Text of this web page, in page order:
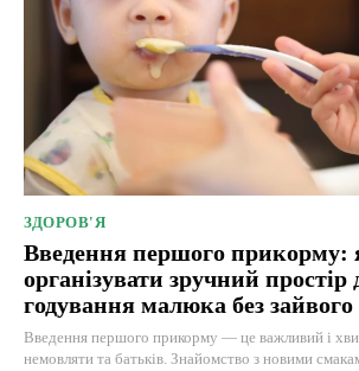
ЗДОРОВ'Я
Введення першого прикорму:
організувати зручний простір
годування малюка без зайвого
Введення першого прикорму — це важливий і
немовляти та батьків. Знайомство з новими